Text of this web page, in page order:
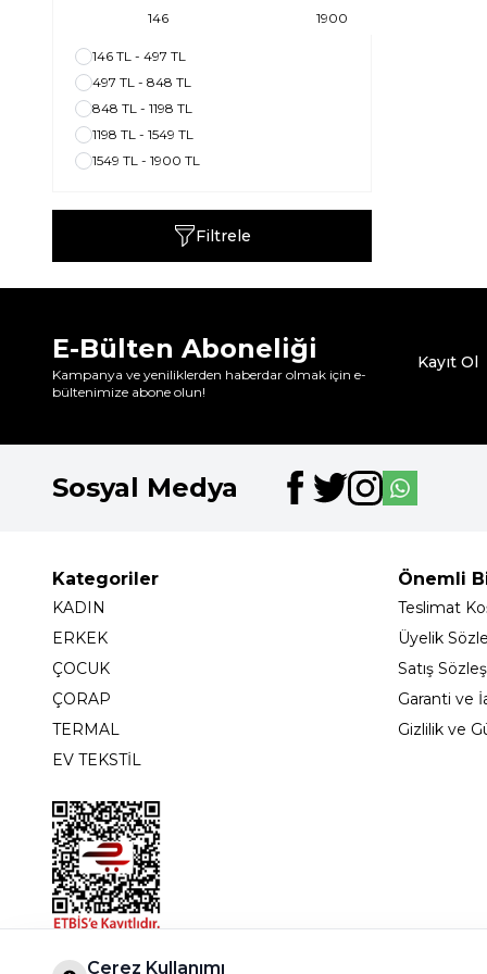
44(1)
46 (1)
48 (1)
146 TL - 497 TL
497 TL - 848 TL
848 TL - 1198 TL
1198 TL - 1549 TL
1549 TL - 1900 TL
Filtrele
E-Bülten Aboneliği
Kampanya ve yeniliklerden haberdar olmak için e-
bültenimize abone olun!
Kayıt Ol
Sosyal Medya
Kategoriler
KADIN
ERKEK
ÇOCUK
ÇORAP
TERMAL
EV TEKSTİL
Önemli
Teslimat
Üyelik
Satış
Garanti ve
Gizlilik ve
Çerez Kullanımı